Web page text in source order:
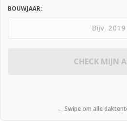
BOUWJAAR:
CHECK MIJN
← Swipe om alle